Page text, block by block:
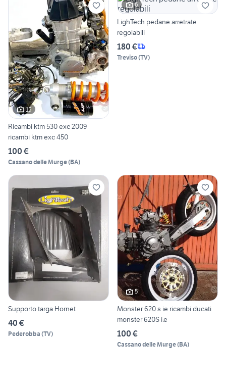
15
Ricambi ktm 530 exc 2009
ricambi ktm exc 450
100 €
Cassano delle Murge(BA)
6
LighTech pedane arretrate
regolabili
180 €
Treviso(TV)
Supporto targa Hornet
40 €
Pederobba (TV)
5
Monster 620 s ie ricambi ducati
monster 620S i.e
100 €
Cassano delle Murge(BA)